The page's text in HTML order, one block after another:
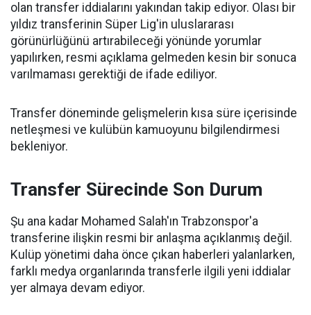
olan transfer iddialarını yakından takip ediyor. Olası bir
yıldız transferinin Süper Lig'in uluslararası
görünürlüğünü artırabileceği yönünde yorumlar
yapılırken, resmi açıklama gelmeden kesin bir sonuca
varılmaması gerektiği de ifade ediliyor.
Transfer döneminde gelişmelerin kısa süre içerisinde
netleşmesi ve kulübün kamuoyunu bilgilendirmesi
bekleniyor.
Transfer Sürecinde Son Durum
Şu ana kadar Mohamed Salah'ın Trabzonspor'a
transferine ilişkin resmi bir anlaşma açıklanmış değil.
Kulüp yönetimi daha önce çıkan haberleri yalanlarken,
farklı medya organlarında transferle ilgili yeni iddialar
yer almaya devam ediyor.